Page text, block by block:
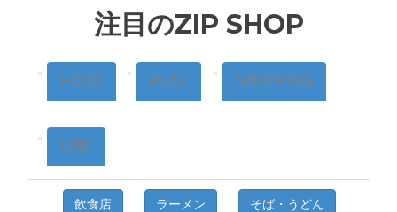
注目のZIP SHOP
FOOD PLAY SHOPPING
LIFE
飲食店 ラーメン そば・うどん